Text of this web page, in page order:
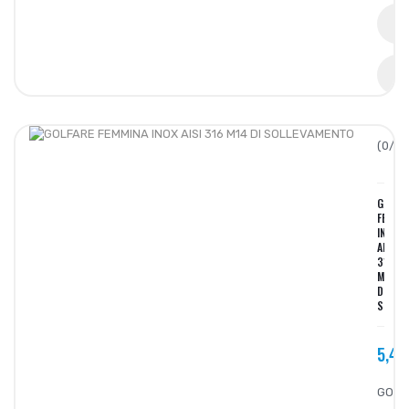
(0/5):
INOX
AISI
316
M14
DI